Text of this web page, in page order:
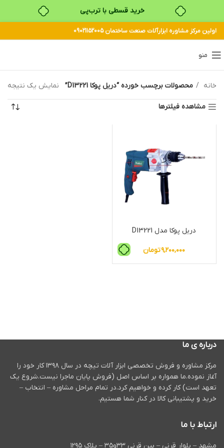
خرید قسطی با ترب‌پی
اولین مرکز مشاوره ابزارآلات صنعت ساختمان 09021152005
منو
خانه محصولات برچسب خورده “دریل پوکا D13221” نمایش یک نتیجه
مشاهده فیلترها
دریل پوکا مدل D13221
۹,۲۰۰,۰۰۰تومان
درباره ی ما
مرکز مشاوره و فروش تخصصی ابزار آلات تیچه در سال ۱۳۹۸ کار خود را
آغاز نموده.ما همواره بر اساس اصل (فروش پایان ماجرا نیست.شروع یک
تعهد است) کار کرده و خواهیم کرد.در تمام مراحل مشاوره – انتخاب –
خرید و پشتیبانی کالا در کنار شما هستیم.
ارتباط با ما
مشهد – بلوار قرنی – بین قرنی ۳۳و۳۵ – پلاک ۱۲۹۵